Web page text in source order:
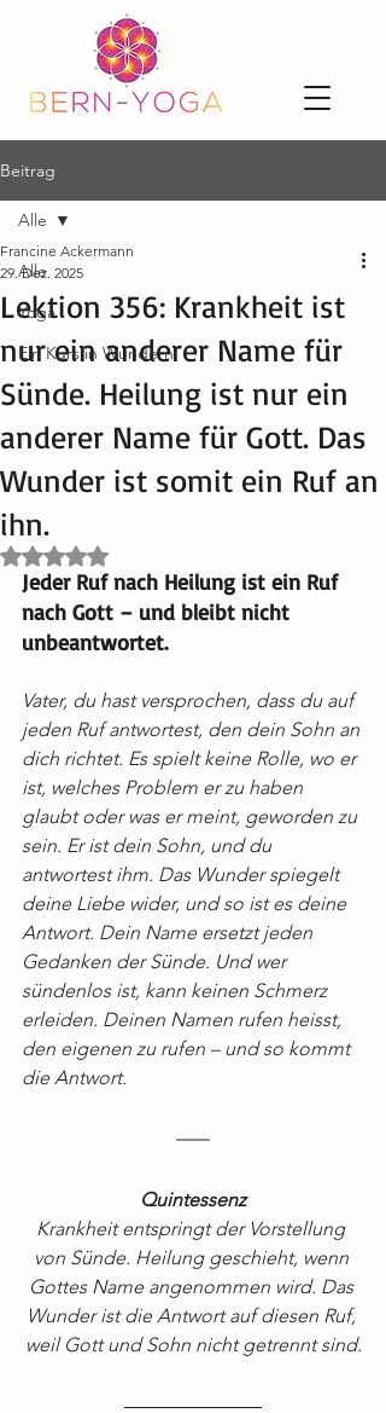
Beitrag
Alle
Yoga
Ein Kurs in Wundern
Alle
Lektion 356: Krankheit ist
nur ein anderer Name für
Sünde. Heilung ist nur ein
anderer Name für Gott. Das
Wunder ist somit ein Ruf an
ihn.
Francine Ackermann
29. Dez. 2025
Mit NaN von 5 Sternen bewertet.
Jeder Ruf nach Heilung ist ein Ruf
nach Gott – und bleibt nicht
unbeantwortet.
Vater, du hast versprochen, dass du auf
jeden Ruf antwortest, den dein Sohn an
dich richtet. Es spielt keine Rolle, wo er
ist, welches Problem er zu haben
glaubt oder was er meint, geworden zu
sein. Er ist dein Sohn, und du
antwortest ihm. Das Wunder spiegelt
deine Liebe wider, und so ist es deine
Antwort. Dein Name ersetzt jeden
Gedanken der Sünde. Und wer
sündenlos ist, kann keinen Schmerz
erleiden. Deinen Namen rufen heisst,
den eigenen zu rufen – und so kommt
die Antwort.
Quintessenz
Krankheit entspringt der Vorstellung
von Sünde. Heilung geschieht, wenn
Gottes Name angenommen wird. Das
Wunder ist die Antwort auf diesen Ruf,
weil Gott und Sohn nicht getrennt sind.